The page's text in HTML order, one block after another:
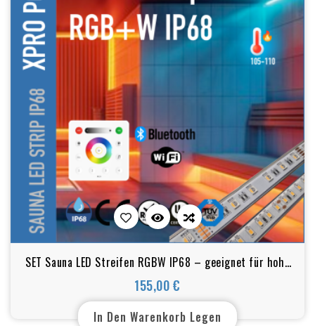
SET Sauna LED Streifen RGBW IP68 – geeignet für hohe
Temperaturen bis 105 °C und feuchte Umgebungen (UL-
zertifiziert)
155,00 €
Preis
In Den Warenkorb Legen